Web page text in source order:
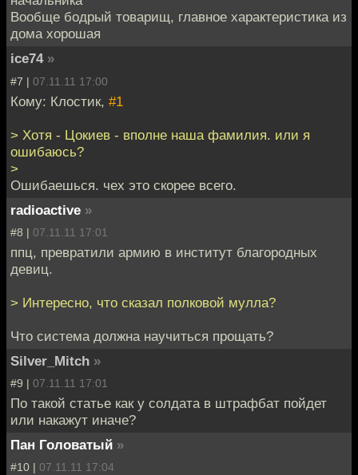
Вообще бодрый товарищ, главное характеристика из
дома хорошая
ice74 »
#7 | 07.11.11 17:00
Кому: Клостик, #1
> Хотя - Цокиев - вполне наша фамилия. или я
ошибаюсь?
>
Ошибаешься. чех это скорее всего.
radioactive »
#8 | 07.11.11 17:01
ппц, превратили армию в институт благородных
девиц.
> Интересно, что сказал полковой мулла?
Что система должна научиться прощать?
Silver_Mitch »
#9 | 07.11.11 17:01
По такой статье как у солдата в штрафбат пойдет
или накажут иначе?
Пан Головатый »
#10 | 07.11.11 17:04